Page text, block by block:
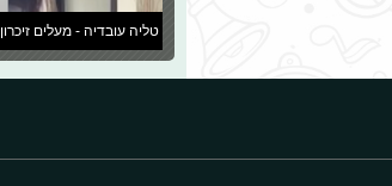
טליה עובדיה - מעלים זיכרון